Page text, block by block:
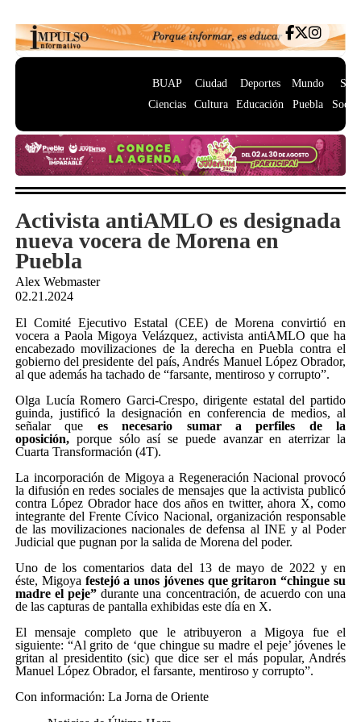
BUAP
Ciencias
Ciudad
Cultura
Deportes
Educación
Mundo
Puebla
Activista antiAMLO es designada
nueva vocera de Morena en
Puebla
Alex Webmaster
02.21.2024
El Comité Ejecutivo Estatal (CEE) de Morena convirtió en
vocera a Paola Migoya Velázquez, activista antiAMLO que ha
encabezado movilizaciones de la derecha en Puebla contra el
gobierno del presidente del país, Andrés Manuel López Obrador,
al que además ha tachado de “farsante, mentiroso y corrupto”.
Olga Lucía Romero Garci-Crespo, dirigente estatal del partido
guinda, justificó la designación en conferencia de medios, al
señalar que es necesario sumar a perfiles de la
oposición, porque sólo así se puede avanzar en aterrizar la
Cuarta Transformación (4T).
La incorporación de Migoya a Regeneración Nacional provocó
la difusión en redes sociales de mensajes que la activista publicó
contra López Obrador hace dos años en twitter, ahora X, como
integrante del Frente Cívico Nacional, organización responsable
de las movilizaciones nacionales de defensa al INE y al Poder
Judicial que pugnan por la salida de Morena del poder.
Uno de los comentarios data del 13 de mayo de 2022 y en
éste, Migoya festejó a unos jóvenes que gritaron “chingue su
madre el peje” durante una concentración, de acuerdo con una
de las capturas de pantalla exhibidas este día en X.
El mensaje completo que le atribuyeron a Migoya fue el
siguiente: “Al grito de ‘que chingue su madre el peje’ jóvenes le
gritan al presidentito (sic) que dice ser el más popular, Andrés
Manuel López Obrador, el farsante, mentiroso y corrupto”.
Con información: La Jorna de Oriente